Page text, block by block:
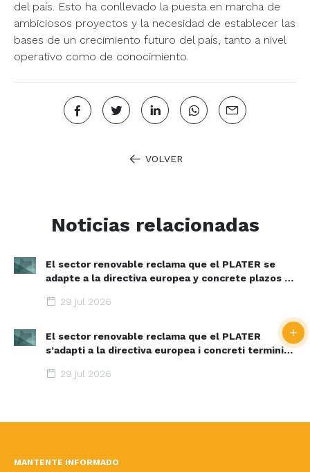
del país. Esto ha conllevado la puesta en marcha de
ambiciosos proyectos y la necesidad de establecer las
bases de un crecimiento futuro del país, tanto a nivel
operativo como de conocimiento.
VOLVER
Noticias relacionadas
El sector renovable reclama que el PLATER se
adapte a la directiva europea y concrete plazos y
29 jul 2026
El sector renovable reclama que el PLATER
s’adapti a la directiva europea i concreti terminis i
29 jul 2026
MANTENTE INFORMADO